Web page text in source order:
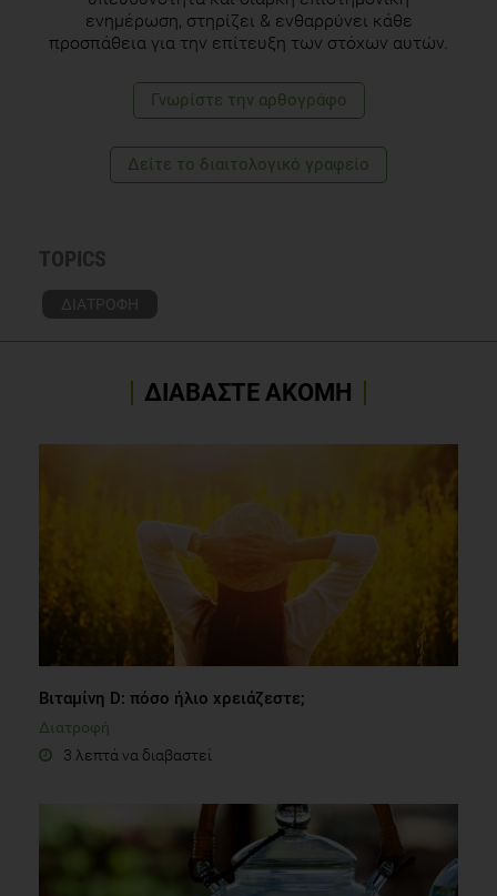
ενημέρωση, στηρίζει & ενθαρρύνει κάθε
προσπάθεια για την επίτευξη των στόχων αυτών.
Γνωρίστε την αρθογράφο
Δείτε το διαιτολογικό γραφείο
TOPICS
ΔΙΑΤΡΟΦΗ
ΔΙΑΒΑΣΤΕ ΑΚΟΜΗ
Βιταμίνη D: πόσο ήλιο χρειάζεστε;
Διατροφή
3 λεπτά να διαβαστεί